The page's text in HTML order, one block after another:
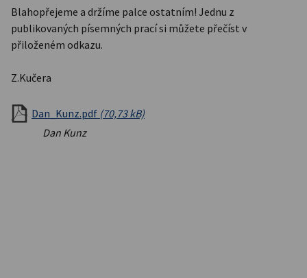
Blahopřejeme a držíme palce ostatním! Jednu z
publikovaných písemných prací si můžete přečíst v
přiloženém odkazu.
Z.Kučera
Dan_Kunz.pdf (70,73 kB)
Dan Kunz